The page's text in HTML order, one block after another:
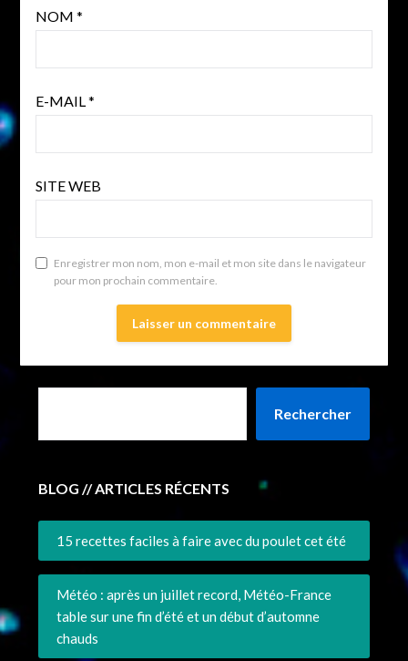
NOM *
E-MAIL*
SITE WEB
Enregistrer mon nom, mon e-mail et mon site dans le navigateur
pour mon prochain commentaire.
Rechercher
BLOG // ARTICLES RÉCENTS
15 recettes faciles à faire avec du poulet cet été
Météo : après un juillet record, Météo-France
table sur une fin d’été et un début d’automne
chauds